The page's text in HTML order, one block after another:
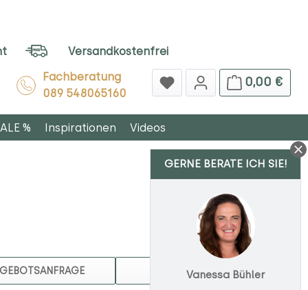
Versandkostenfrei
Fachberatung
089 548065160
0,00 €
% Inspirationen Videos
MERKEN
GERNE BERATE ICH SIE!
Vanessa Bühler